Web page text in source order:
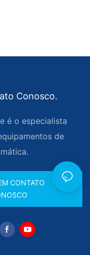
Conosco.
é o especialista
de
CONTATO